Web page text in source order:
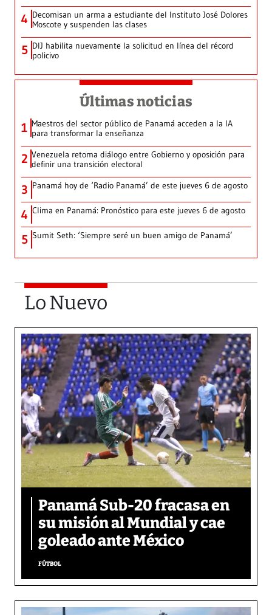
4 Decomisan un arma a estudiante del Instituto José Dolores
Moscote y suspenden las clases
5 DIJ habilita nuevamente la solicitud en línea del récord
policivo
Últimas noticias
1 Maestros del sector público de Panamá acceden a la IA
para transformar la enseñanza
2 Venezuela retoma diálogo entre Gobierno y oposición para
definir una transición electoral
3 Panamá hoy de ‘Radio Panamá’ de este jueves 6 de agosto
4 Clima en Panamá: Pronóstico para este jueves 6 de agosto
5 Sumit Seth: ‘Siempre seré un buen amigo de Panamá’
Lo Nuevo
Panamá Sub-20 fracasa en
su misión al Mundial y cae
goleado ante México
FÚTBOL